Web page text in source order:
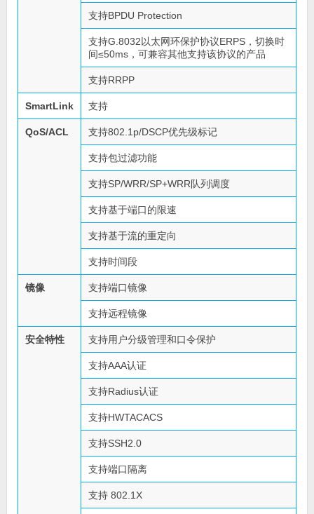
支持BPDU Protection
支持G.8032以太网环保护协议ERPS，切换时
间≤50ms，可兼容其他支持该协议的产品
支持RRPP
SmartLink 支持
QoS/ACL 支持802.1p/DSCP优先级标记
支持包过滤功能
支持SP/WRR/SP+WRR队列调度
支持基于端口的限速
支持基于流的重定向
支持时间段
镜像 支持端口镜像
支持远程镜像
安全特性 支持用户分级管理和口令保护
支持AAA认证
支持Radius认证
支持HWTACACS
支持SSH2.0
支持端口隔离
支持 802.1X